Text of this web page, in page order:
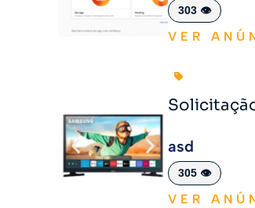
303 👁️
VER
asd
305 👁️
VER